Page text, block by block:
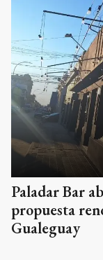
Paladar Bar
propuesta
Gualeguay